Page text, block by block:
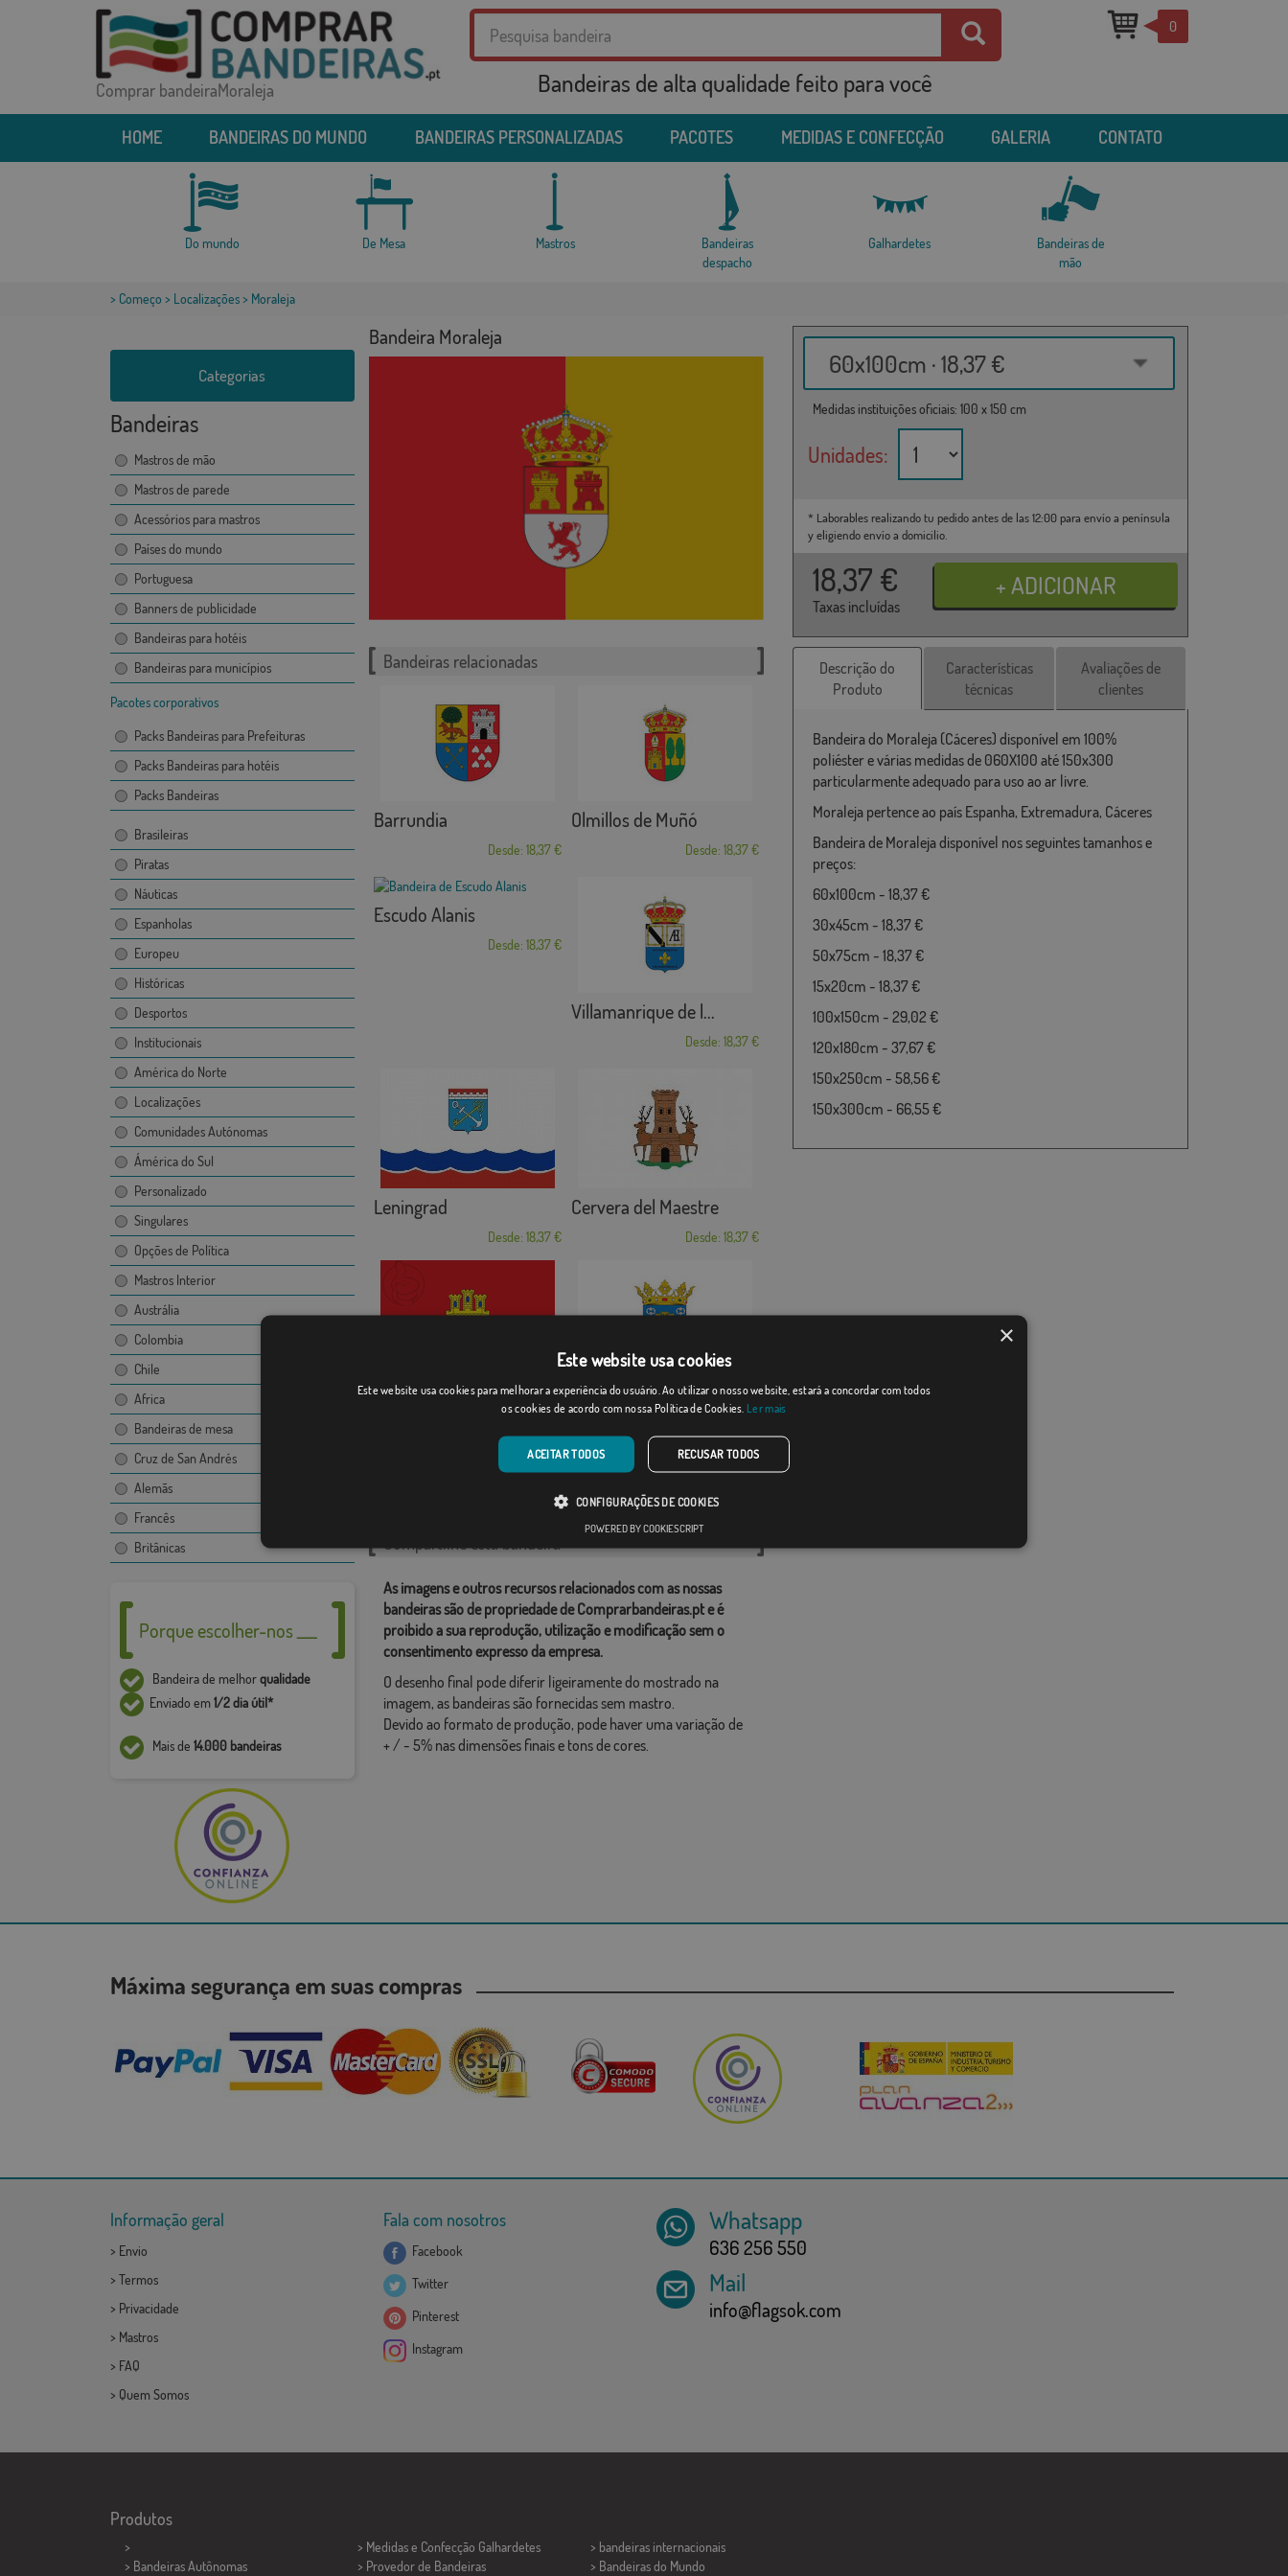
Comprar bandeiraMoraleja Bandeiras de alta qualidade feito para você
0
HOME BANDEIRAS DO MUNDO BANDEIRAS PERSONALIZADAS PACOTES MEDIDAS E CONFECÇÃO GALERIA CONTATO
Do mundo De Mesa Mastros
Bandeiras
despacho
Galhardetes
Bandeiras de
mão
> Começo > Localizações> Moraleja
Categorias
Bandeiras
Mastros de mão
Mastros de parede
Acessórios para mastros
Países do mundo
Portuguesa
Banners de publicidade
Bandeiras para hotéis
Bandeiras para municípios
Pacotes corporativos
Packs Bandeiras para Prefeituras
Packs Bandeiras para hotéis
Packs Bandeiras
Brasileiras
Piratas
Náuticas
Espanholas
Europeu
Históricas
Desportos
Institucionais
América do Norte
Localizações
Comunidades Autónomas
Ámérica do Sul
Personalizado
Singulares
Opções de Política
Mastros Interior
Austrália
Colombia
Chile
Africa
Bandeiras de mesa
Cruz de San Andrés
Alemãs
Francês
Britânicas
Porque escolher-nos ___
Bandeira de melhorqualidade
Enviado em1/2 dia útil*
Mais de 14.000 bandeiras
Bandeira Moraleja
60x100cm · 18,37 €
Medidas instituições oficiais: 100 x 150 cm
Unidades:
* Laborables realizando tu pedido antes de las 12:00 para envío a península
y eligiendo envío a domicilio.
18,37 €
Taxas incluídas
Bandeiras relacionadas
Barrundia
Desde: 18,37 €
Olmillos de Muñó
Desde: 18,37 €
Escudo Alanis
Desde: 18,37 €
Villamanrique de l...
Desde: 18,37 €
Leningrad
Desde: 18,37 €
Cervera del Maestre
Desde: 18,37 €
Quintanaélez Castell de Guadale...
Categorias relacionadas:
Compartilhe esta bandeira
As imagens e outros recursos relacionados com as nossas
bandeiras são de propriedade de Comprarbandeiras.pt e é
proibido a sua reprodução, utilização e modificação sem o
consentimento expresso da empresa.
O desenho final pode diferir ligeiramente do mostrado na
imagem, as bandeiras são fornecidas sem mastro.
Devido ao formato de produção, pode haver uma variação de
+ / - 5% nas dimensões finais e tons de cores.
Descrição do
Produto
Características
técnicas
Avaliações de
clientes
Bandeira do Moraleja (Cáceres) disponível em 100%
poliéster e várias medidas de 060X100 até 150x300
particularmente adequado para uso ao ar livre.
Moraleja pertence ao país Espanha, Extremadura, Cáceres
Bandeira de Moraleja disponível nos seguintes tamanhos e
preços:
60x100cm - 18,37 €
30x45cm - 18,37 €
50x75cm - 18,37 €
15x20cm - 18,37 €
100x150cm - 29,02 €
120x180cm - 37,67 €
150x250cm - 58,56 €
150x300cm - 66,55 €
Máxima segurança em suas compras
Informação geral
> Envio
> Termos
> Privacidade
> Mastros
> FAQ
> Quem Somos
Fala com nosotros
Facebook
Twitter
Pinterest
Instagram
Whatsapp
636 256 550
Mail
info@flagsok.com
Produtos
>
> Bandeiras Autônomas
> Medidas e Confecção Galhardetes
> Provedor de Bandeiras
> bandeiras internacionais
> Bandeiras do Mundo
×
Este website usa cookies
Este website usa cookies para melhorar a experiência do usuário. Ao utilizar o nosso website, estará a concordar com todos
os cookies de acordo com nossa Política de Cookies. Ler mais
ACEITAR TODOS RECUSAR TODOS
CONFIGURAÇÕES DE COOKIES
POWERED BY COOKIESCRIPT